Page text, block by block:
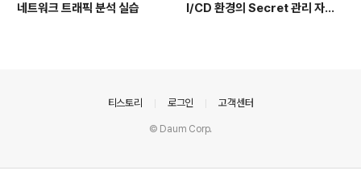
네트워크 트래픽 분석 실습
I/CD 환경의 Secret 관리 자동
티스토리 로그인 고객센터
© Daum Corp.